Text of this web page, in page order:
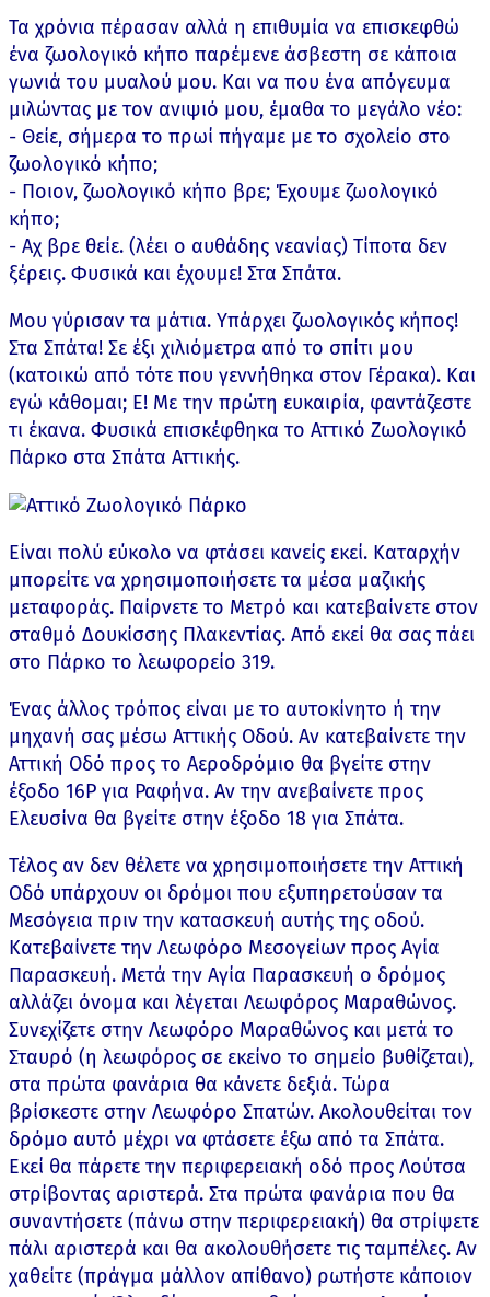
Τα χρόνια πέρασαν αλλά η επιθυμία να επισκεφθώ
ένα ζωολογικό κήπο παρέμενε άσβεστη σε κάποια
γωνιά του μυαλού μου. Και να που ένα απόγευμα
μιλώντας με τον ανιψιό μου, έμαθα το μεγάλο νέο:
- Θείε, σήμερα το πρωί πήγαμε με το σχολείο στο
ζωολογικό κήπο;
- Ποιον, ζωολογικό κήπο βρε; Έχουμε ζωολογικό
κήπο;
- Αχ βρε θείε. (λέει ο αυθάδης νεανίας) Τίποτα δεν
ξέρεις. Φυσικά και έχουμε! Στα Σπάτα.
Μου γύρισαν τα μάτια. Υπάρχει ζωολογικός κήπος!
Στα Σπάτα! Σε έξι χιλιόμετρα από το σπίτι μου
(κατοικώ από τότε που γεννήθηκα στον Γέρακα). Και
εγώ κάθομαι; Ε! Με την πρώτη ευκαιρία, φαντάζεστε
τι έκανα. Φυσικά επισκέφθηκα το Αττικό Ζωολογικό
Πάρκο στα Σπάτα Αττικής.
Είναι πολύ εύκολο να φτάσει κανείς εκεί. Καταρχήν
μπορείτε να χρησιμοποιήσετε τα μέσα μαζικής
μεταφοράς. Παίρνετε το Μετρό και κατεβαίνετε στον
σταθμό Δουκίσσης Πλακεντίας. Από εκεί θα σας πάει
στο Πάρκο το λεωφορείο 319.
Ένας άλλος τρόπος είναι με το αυτοκίνητο ή την
μηχανή σας μέσω Αττικής Οδού. Αν κατεβαίνετε την
Αττική Οδό προς το Αεροδρόμιο θα βγείτε στην
έξοδο 16Ρ για Ραφήνα. Αν την ανεβαίνετε προς
Ελευσίνα θα βγείτε στην έξοδο 18 για Σπάτα.
Τέλος αν δεν θέλετε να χρησιμοποιήσετε την Αττική
Οδό υπάρχουν οι δρόμοι που εξυπηρετούσαν τα
Μεσόγεια πριν την κατασκευή αυτής της οδού.
Κατεβαίνετε την Λεωφόρο Μεσογείων προς Αγία
Παρασκευή. Μετά την Αγία Παρασκευή ο δρόμος
αλλάζει όνομα και λέγεται Λεωφόρος Μαραθώνος.
Συνεχίζετε στην Λεωφόρο Μαραθώνος και μετά το
Σταυρό (η λεωφόρος σε εκείνο το σημείο βυθίζεται),
στα πρώτα φανάρια θα κάνετε δεξιά. Τώρα
βρίσκεστε στην Λεωφόρο Σπατών. Ακολουθείται τον
δρόμο αυτό μέχρι να φτάσετε έξω από τα Σπάτα.
Εκεί θα πάρετε την περιφερειακή οδό προς Λούτσα
στρίβοντας αριστερά. Στα πρώτα φανάρια που θα
συναντήσετε (πάνω στην περιφερειακή) θα στρίψετε
πάλι αριστερά και θα ακολουθήσετε τις ταμπέλες. Αν
χαθείτε (πράγμα μάλλον απίθανο) ρωτήστε κάποιον